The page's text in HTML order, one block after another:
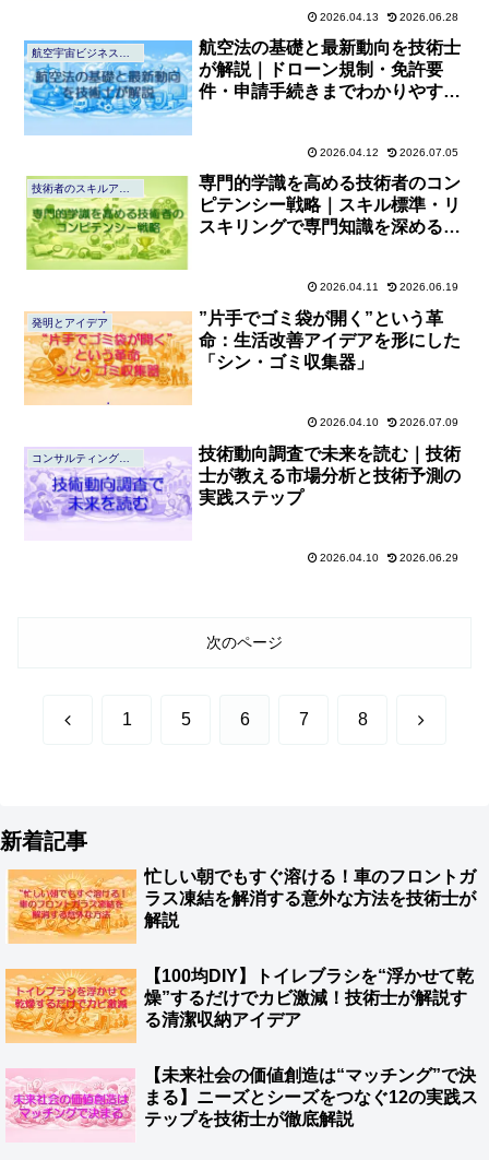
2026.04.13 2026.06.28
航空法の基礎と最新動向を技術士
が解説｜ドローン規制・免許要
件・申請手続きまでわかりやすく
2026.04.12 2026.07.05
専門的学識を高める技術者のコン
ピテンシー戦略｜スキル標準・リ
スキリングで専門知識を深める方
2026.04.11 2026.06.19
発明とアイデア
”片手でゴミ袋が開く”という革
命：生活改善アイデアを形にした
「シン・ゴミ収集器」
2026.04.10 2026.07.09
コンサルティングの心得
技術動向調査で未来を読む｜技術
士が教える市場分析と技術予測の
実践ステップ
2026.04.10 2026.06.29
次のページ
前 1 5 6 7 8 次
新着記事
忙しい朝でもすぐ溶ける！車のフロントガ
ラス凍結を解消する意外な方法を技術士が
解説
【100均DIY】トイレブラシを“浮かせて乾
燥”するだけでカビ激減！技術士が解説す
る清潔収納アイデア
【未来社会の価値創造は“マッチング”で決
まる】ニーズとシーズをつなぐ12の実践ス
テップを技術士が徹底解説